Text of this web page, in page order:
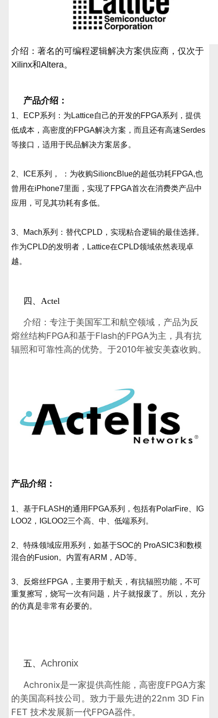
介绍：著名的可编程逻辑解决方案供应商，仅次于
Xilinx和Altera。
产品介绍：
1、ECP系列：为Lattice自己的开发的FPGA系列，提供
低成本，高密度的FPGA解决方案，而且还有高速Serdes
等接口，适用于民品解决方案居多。
2、ICE系列， ：为收购SilioncBlue的超低功耗FPGA,也
曾用在iPhone7里面，实现了FPGA首次在消费类产品中
应用，可见其功耗有多低。
3、Mach系列：替代CPLD，实现粘合逻辑的最佳选择。
作为CPLD的发明者，Lattice在CPLD领域依然表现卓
越。
四、Actel
介绍：专注于美国军工和航空领域，产品为反
熔丝结构FPGA和基于Flash的FPGA为主，具有抗
辐照和可靠性高的优势。于2010年被安美森收购。
产品介绍：
1、基于FLASH的通用FPGA系列，包括有PolarFire、IG
LOO2，IGLOO2三个高、中、低端系列。
2、特殊领域应用系列，如基于SOC的 ProASIC3和数模
混合的Fusion。内置有ARM，AD等。
3、反熔丝FPGA，主要用于航天，有抗辐照功能，不可
重复擦写，烧写一次有问题，片子就报废了。所以，充分
的仿真是非常有必要的。
五、Achronix
Achronix是一家提供高性能，高密度FPGA方案
的美国高科技公司。致力于最先进的22nm 3D Fin
FET 技术发展新一代FPGA器件。